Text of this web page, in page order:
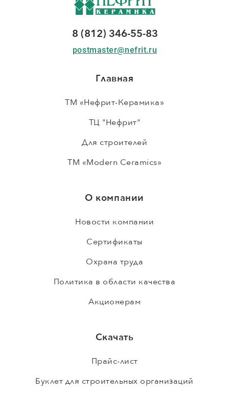
8 (812) 346-55-83
postmaster@nefrit.ru
Главная
ТМ «Нефрит-Керамика»
ТЦ "Нефрит"
Для строителей
ТМ «Modern Ceramics»
О компании
Новости компании
Сертификаты
Охрана труда
Политика в области качества
Акционерам
Скачать
Прайс-лист
Буклет для строительных организаций